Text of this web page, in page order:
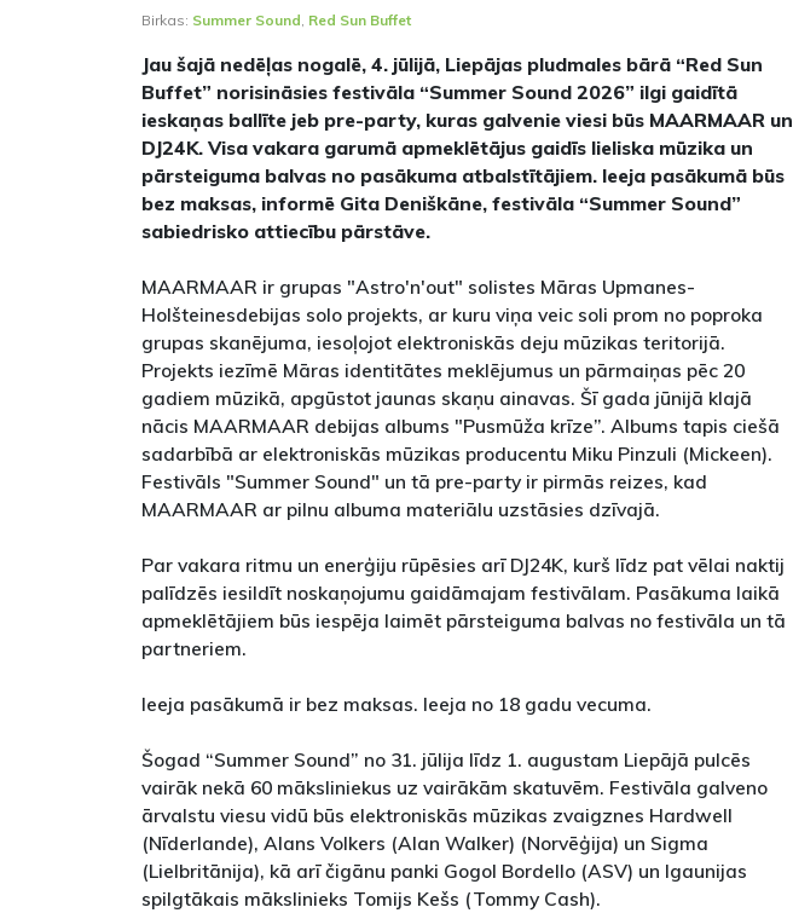
Birkas: Summer Sound, Red Sun Buffet
Jau šajā nedēļas nogalē, 4. jūlijā, Liepājas pludmales bārā “Red Sun
Buffet” norisināsies festivāla “Summer Sound 2026” ilgi gaidītā
ieskaņas ballīte jeb pre-party, kuras galvenie viesi būs MAARMAAR un
DJ24K. Visa vakara garumā apmeklētājus gaidīs lieliska mūzika un
pārsteiguma balvas no pasākuma atbalstītājiem. Ieeja pasākumā būs
bez maksas, informē Gita Deniškāne, festivāla “Summer Sound”
sabiedrisko attiecību pārstāve.
MAARMAAR ir grupas "Astro'n'out" solistes Māras Upmanes-
Holšteinesdebijas solo projekts, ar kuru viņa veic soli prom no poproka
grupas skanējuma, iesoļojot elektroniskās deju mūzikas teritorijā.
Projekts iezīmē Māras identitātes meklējumus un pārmaiņas pēc 20
gadiem mūzikā, apgūstot jaunas skaņu ainavas. Šī gada jūnijā klajā
nācis MAARMAAR debijas albums "Pusmūža krīze”. Albums tapis ciešā
sadarbībā ar elektroniskās mūzikas producentu Miku Pinzuli (Mickeen).
Festivāls "Summer Sound" un tā pre-party ir pirmās reizes, kad
MAARMAAR ar pilnu albuma materiālu uzstāsies dzīvajā.
Par vakara ritmu un enerģiju rūpēsies arī DJ24K, kurš līdz pat vēlai naktij
palīdzēs iesildīt noskaņojumu gaidāmajam festivālam. Pasākuma laikā
apmeklētājiem būs iespēja laimēt pārsteiguma balvas no festivāla un tā
partneriem.
Ieeja pasākumā ir bez maksas. Ieeja no 18 gadu vecuma.
Šogad “Summer Sound” no 31. jūlija līdz 1. augustam Liepājā pulcēs
vairāk nekā 60 māksliniekus uz vairākām skatuvēm. Festivāla galveno
ārvalstu viesu vidū būs elektroniskās mūzikas zvaigznes Hardwell
(Nīderlande), Alans Volkers (Alan Walker) (Norvēģija) un Sigma
(Lielbritānija), kā arī čigānu panki Gogol Bordello (ASV) un Igaunijas
spilgtākais mākslinieks Tomijs Kešs (Tommy Cash).